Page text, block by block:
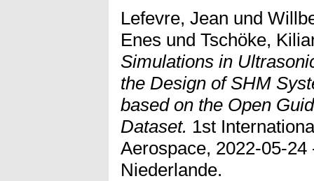
Lefevre, Jean und
Enes und Tschöke,
Simulations in
the Design of SHM
based on the Open
Dataset. 1st
Aerospace, 2022-05-
Niederlande.